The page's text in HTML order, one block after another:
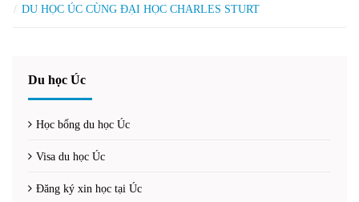
DU HỌC ÚC CÙNG ĐẠI HỌC CHARLES STURT
Du học Úc
Học bổng du học Úc
Visa du học Úc
Đăng ký xin học tại Úc